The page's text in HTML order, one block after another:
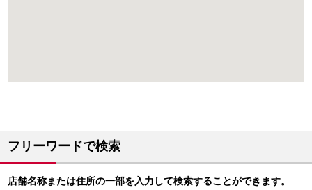
フリーワードで検索
店舗名称または住所の一部を入力して検索することができます。